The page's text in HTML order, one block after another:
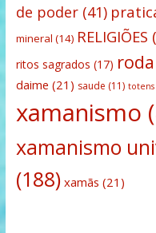
de poder(41)
mineral (14) RELIGIÕES
ritos sagrados (17)
daime (21) saude (11) totens
xamanismo
xamanismo
(188) xamãs (21)